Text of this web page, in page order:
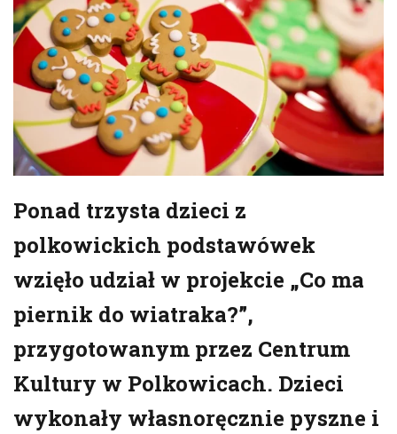
Ponad trzysta dzieci z
polkowickich podstawówek
wzięło udział w projekcie „Co ma
piernik do wiatraka?”,
przygotowanym przez Centrum
Kultury w Polkowicach. Dzieci
wykonały własnoręcznie pyszne i